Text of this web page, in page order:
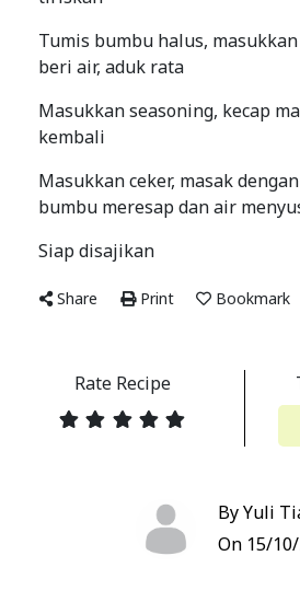
Tumis bumbu halus,
beri air, aduk rata
Masukkan seasoning, kecap
kembali
Masukkan ceker, masak
bumbu meresap dan air
Siap disajikan
Share Print Bookmark
Rate Recipe
By Yuli
On 15/